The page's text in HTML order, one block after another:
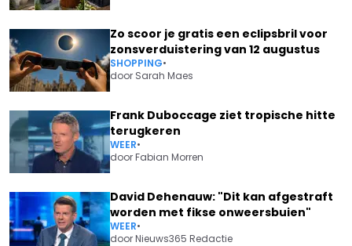
Zo scoor je gratis een eclipsbril voor
zonsverduistering van 12 augustus
SHOPPING•
door Sarah Maes
Frank Duboccage ziet tropische hitte
terugkeren
WEER•
doorFabian Morren
David Dehenauw: "Dit kan afgestraft
worden met fikse onweersbuien"
WEER•
doorNieuws365 Redactie